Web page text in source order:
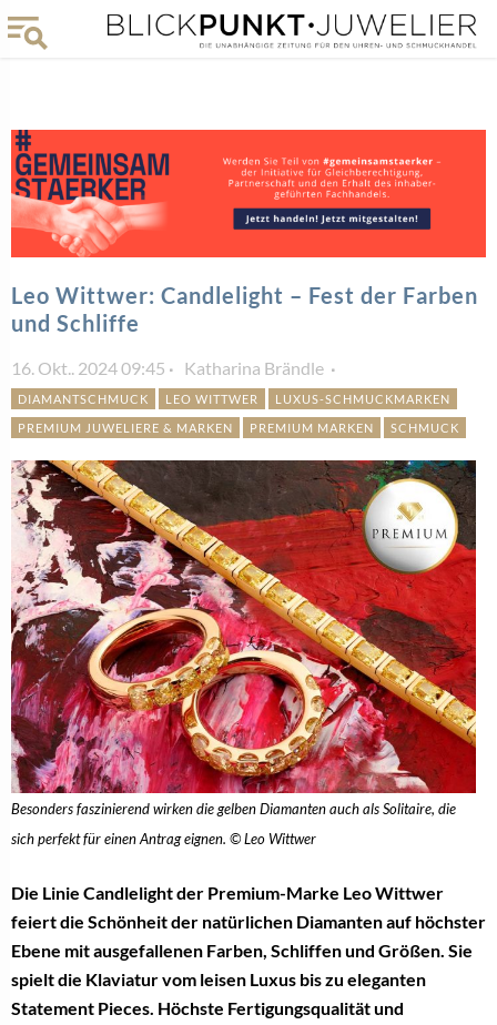
Leo Wittwer: Candlelight – Fest der Farben
und Schliffe
16. Okt.. 2024 09:45 Katharina Brändle
DIAMANTSCHMUCK LEO WITTWER
LUXUS-SCHMUCKMARKEN
PREMIUM JUWELIERE & MARKEN
PREMIUM MARKEN SCHMUCK
Besonders faszinierend wirken die gelben Diamanten auch als Solitaire, die
sich perfekt für einen Antrag eignen. © Leo Wittwer
Die Linie Candlelight der Premium-Marke Leo Wittwer
feiert die Schönheit der natürlichen Diamanten auf höchster
Ebene mit ausgefallenen Farben, Schliffen und Größen. Sie
spielt die Klaviatur vom leisen Luxus bis zu eleganten
Statement Pieces. Höchste Fertigungsqualität und